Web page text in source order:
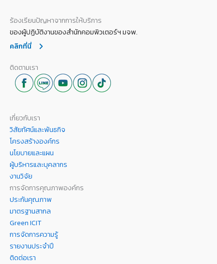
ร้องเรียนปัญหาจากการให้บริการ
ของผู้ปฏิบัติงานของสำนักคอมพิวเตอร์ฯ มจพ.
คลิกที่นี่
ติดตามเรา
เกี่ยวกับเรา
วิสัยทัศน์และพันธกิจ
โครงสร้างองค์กร
นโยบายและแผน
ผู้บริหารและบุคลากร
งานวิจัย
การจัดการคุณภาพองค์กร
ประกันคุณภาพ
มาตรฐานสากล
Green ICIT
การจัดการความรู้
รายงานประจำปี
ติดต่อเรา